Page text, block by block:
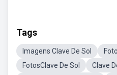
Tags
Imagens Clave De Sol
FotosClave De Sol
Clave